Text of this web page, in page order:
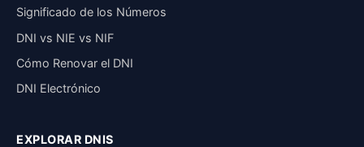
Significado de los Números
DNI vs NIE vs NIF
Cómo Renovar el DNI
DNI Electrónico
EXPLORAR DNIS